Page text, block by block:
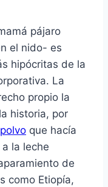
pájaro
el nido- es
hipócritas de la
La
propio la
historia, por
que hacía
la leche
de
como Etiopía,